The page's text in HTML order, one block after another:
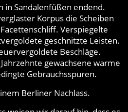
in Sandalenfüßen endend.
Korpus die Scheiben
Verspiegelte
geschnitzte Leisten.
Beschläge.
gewachsene warme
Gebrauchsspuren.
Berliner Nachlass.